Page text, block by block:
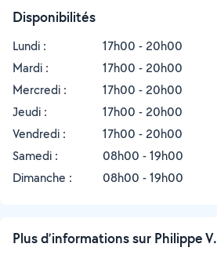
Disponibilités
Lundi :
17h00 - 20h00
Mardi :
17h00 - 20h00
Mercredi :
17h00 - 20h00
Jeudi :
17h00 - 20h00
Vendredi :
17h00 - 20h00
Samedi :
08h00 - 19h00
Dimanche :
08h00 - 19h00
Plus d’informations sur Philippe V.